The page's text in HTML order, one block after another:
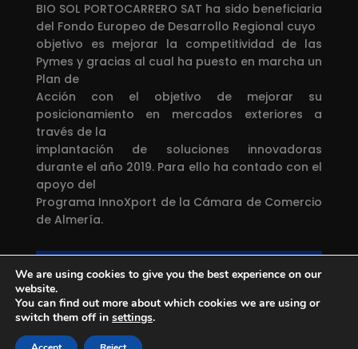
BIO SOL PORTOCARRERO SAT ha sido beneficiaria
del Fondo Europeo de Desarrollo Regional cuyo
objetivo es mejorar la competitividad de las
Pymes y gracias al cual ha puesto en marcha un
Plan de
Acción con el objetivo de mejorar su
posicionamiento en mercados exteriores a
través de la
implantación de soluciones innovadoras
durante el año 2019. Para ello ha contado con el
apoyo del
Programa InnoXport de la Cámara de Comercio
de Almería.
Una manera de hacer Europa
Proyecto financiado por el
Fondo Europeo de
Desarrollo Regional
We are using cookies to give you the best experience on our
website.
You can find out more about which cookies we are using or
switch them off in settings.